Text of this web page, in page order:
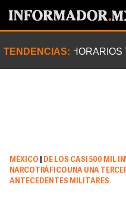
TENDENCIAS:
MÉXICO
DE LOS CASI 500 MIL
NARCOTRÁFICOUNA UNA
ANTECEDENTES MILITARES